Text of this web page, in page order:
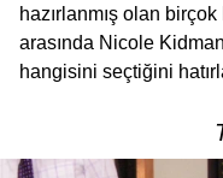
hazırlanmış olan birçok
arasında Nicole
hangisini seçtiğini